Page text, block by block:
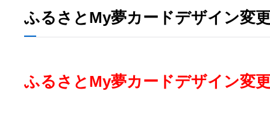
ふるさとMy夢カードデザイン変
ふるさとMy夢カードデザイン変